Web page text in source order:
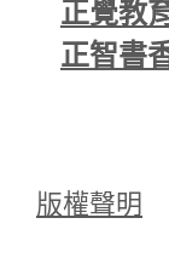
正覺教
正智書
版權聲明